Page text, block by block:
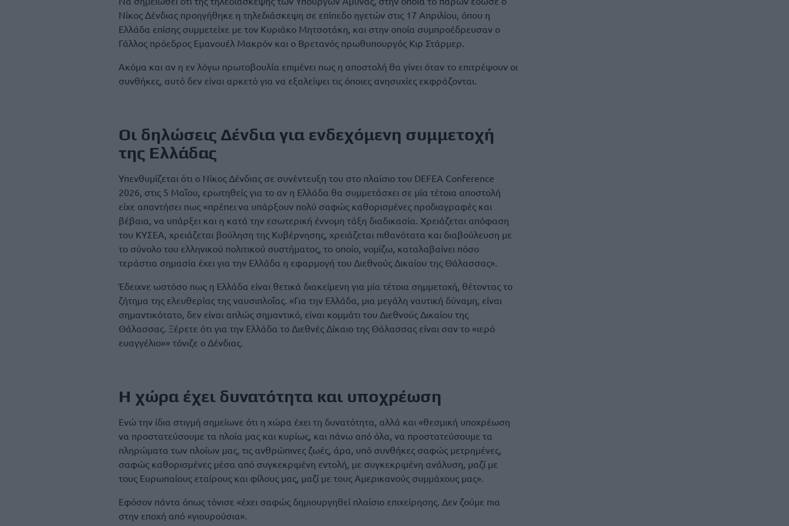
Νίκος Δένδιας προηγήθηκε η τηλεδιάσκεψη σε επίπεδο ηγετών στις 17 Απριλίου, όπου η
Ελλάδα επίσης συμμετείχε με τον Κυριάκο Μητσοτάκη, και στην οποία συμπροέδρευσαν ο
Γάλλος πρόεδρος Εμανουέλ Μακρόν και ο Βρετανός πρωθυπουργός Κιρ Στάρμερ.
Ακόμα και αν η εν λόγω πρωτοβουλία επιμένει πως η αποστολή θα γίνει όταν το επιτρέψουν οι
συνθήκες, αυτό δεν είναι αρκετό για να εξαλείψει τις όποιες ανησυχίες εκφράζονται.
Οι δηλώσεις Δένδια για ενδεχόμενη συμμετοχή
της Ελλάδας
Υπενθυμίζεται ότι ο Νίκος Δένδιας σε συνέντευξη του στο πλαίσιο του DEFEA Conference
2026, στις 5 Μαΐου, ερωτηθείς για το αν η Ελλάδα θα συμμετάσχει σε μία τέτοια αποστολή
είχε απαντήσει πως «πρέπει να υπάρξουν πολύ σαφώς καθορισμένες προδιαγραφές και
βέβαια, να υπάρξει και η κατά την εσωτερική έννομη τάξη διαδικασία. Χρειάζεται απόφαση
του ΚΥΣΕΑ, χρειάζεται βούληση της Κυβέρνησης, χρειάζεται πιθανότατα και διαβούλευση με
το σύνολο του ελληνικού πολιτικού συστήματος, το οποίο, νομίζω, καταλαβαίνει πόσο
τεράστια σημασία έχει για την Ελλάδα η εφαρμογή του Διεθνούς Δικαίου της Θάλασσας».
Έδειχνε ωστόσο πως η Ελλάδα είναι θετικά διακείμενη για μία τέτοια σημμετοχή, θέτοντας το
ζήτημα της ελευθερίας της ναυσιπλοΐας. «Για την Ελλάδα, μια μεγάλη ναυτική δύναμη, είναι
σημαντικότατο, δεν είναι απλώς σημαντικό, είναι κομμάτι του Διεθνούς Δικαίου της
Θάλασσας. Ξέρετε ότι για την Ελλάδα το Διεθνές Δίκαιο της Θάλασσας είναι σαν το «ιερό
ευαγγέλιο»» τόνιζε ο Δένδιας.
Η χώρα έχει δυνατότητα και υποχρέωση
Ενώ την ίδια στιγμή σημείωνε ότι η χώρα έχει τη δυνατότητα, αλλά και «θεσμική υποχρέωση
να προστατεύσουμε τα πλοία μας και κυρίως, και πάνω από όλα, να προστατεύσουμε τα
πληρώματα των πλοίων μας, τις ανθρώπινες ζωές, άρα, υπό συνθήκες σαφώς μετρημένες,
σαφώς καθορισμένες μέσα από συγκεκριμένη εντολή, με συγκεκριμένη ανάλυση, μαζί με
τους Ευρωπαίους εταίρους και φίλους μας, μαζί με τους Αμερικανούς συμμάχους μας».
Εφόσον πάντα όπως τόνισε «έχει σαφώς δημιουργηθεί πλαίσιο επιχείρησης. Δεν ζούμε πια
στην εποχή από «γιουρούσια».